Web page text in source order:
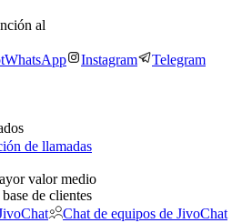
al
WhatsApp Instagram Telegram
de llamadas
valor medio
de clientes
Chat de equipos de JivoChat